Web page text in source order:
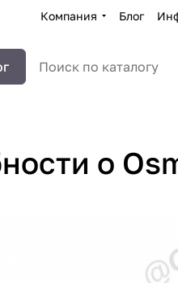
Компания Блог
о